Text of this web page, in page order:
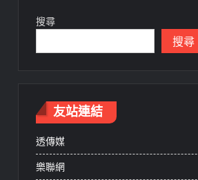
搜尋
搜尋
友站連結
透傳媒
樂聯網